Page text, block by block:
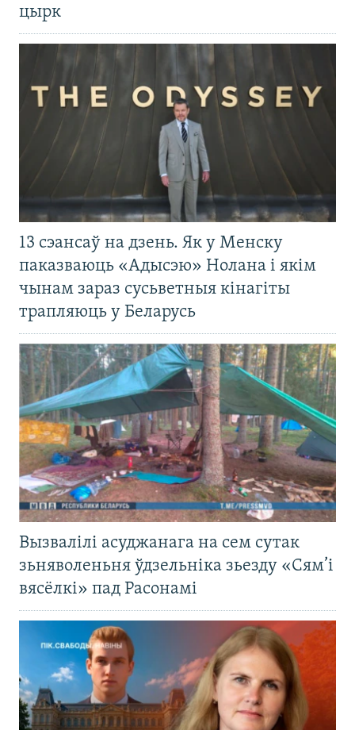
цырк
13 сэансаў на дзень. Як у Менску
паказваюць «Адысэю» Нолана і якім
чынам зараз сусьветныя кінагіты
трапляюць у Беларусь
Вызвалілі асуджанага на сем сутак
зьняволеньня ўдзельніка зьезду «Сям’і
вясёлкі» пад Расонамі